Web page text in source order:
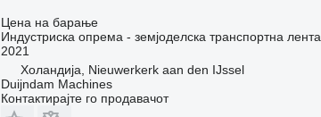
Цена на барање
Индустриска опрема - земјоделска транспортна лента
2021
Холандија, Nieuwerkerk aan den IJssel
Duijndam Machines
Контактирајте го продавачот